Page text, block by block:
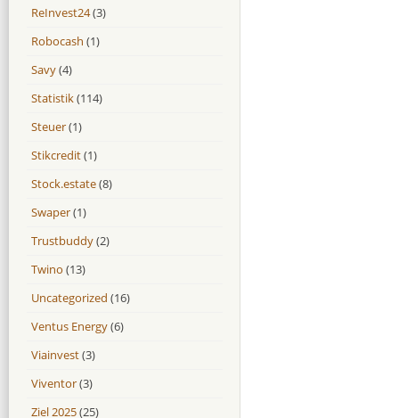
ReInvest24(3)
Robocash (1)
Savy(4)
Statistik(114)
Steuer(1)
Stikcredit(1)
Stock.estate(8)
Swaper(1)
Trustbuddy(2)
Twino (13)
Uncategorized (16)
Ventus Energy(6)
Viainvest(3)
Viventor(3)
Ziel 2025(25)